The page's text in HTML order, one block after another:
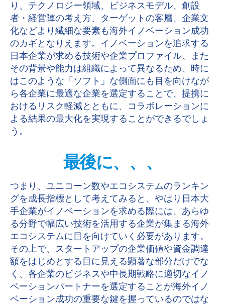
り、テクノロジー領域、ビジネスモデル、創設
者・経営陣の考え方、ターゲットの客層、企業文
化などより繊細な要素も海外イノベーション成功
のカギとなりえます。イノベーションを追求する
日本企業が求める技術や企業プロファイル、また
その背景や能力は組織によって異なるため、時に
はこのような「ソフト」な側面にも目を向けなが
ら各企業に最適な企業を選定することで、提携に
おけるリスク軽減とともに、コラボレーションに
よる結果の最大化を実現することができるでしょ
う。
最後に、、、
つまり、ユニコーン数やエコシステムのランキン
グを成長指標として考えてみると、やはり日本大
手企業がイノベーションを求める際には、あらゆ
る分野で幅広い技術を活用する企業が集まる海外
エコシステムに目を向けていく必要があります。
その上で、スタートアップの企業価値や資金調達
額をはじめとする目に見える顕著な部分だけでな
く、各企業のビジネスや中長期戦略に適切なイノ
ベーションパートナーを選定することが海外イノ
ベーション成功の重要な鍵を握っているのではな